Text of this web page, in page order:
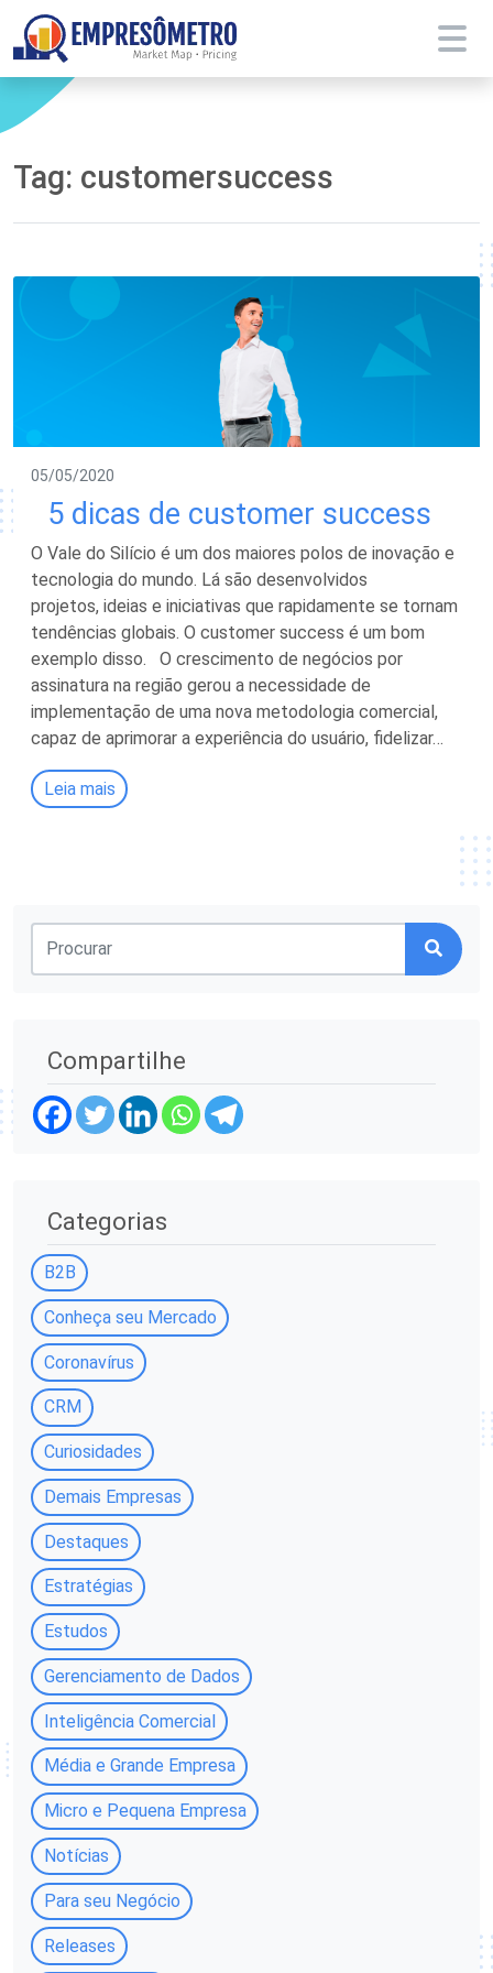
Tag: customersuccess
05/05/2020
5 dicas de customer success
O Vale do Silício é um dos maiores polos de inovação e
tecnologia do mundo. Lá são desenvolvidos
projetos, ideias e iniciativas que rapidamente se tornam
tendências globais. O customer success é um bom
exemplo disso. O crescimento de negócios por
assinatura na região gerou a necessidade de
implementação de uma nova metodologia comercial,
capaz de aprimorar a experiência do usuário, fidelizar…
Leia mais
Compartilhe
Categorias
B2B
Conheça seu Mercado
Coronavírus
CRM
Curiosidades
Demais Empresas
Destaques
Estratégias
Estudos
Gerenciamento de Dados
Inteligência Comercial
Média e Grande Empresa
Micro e Pequena Empresa
Notícias
Para seu Negócio
Releases